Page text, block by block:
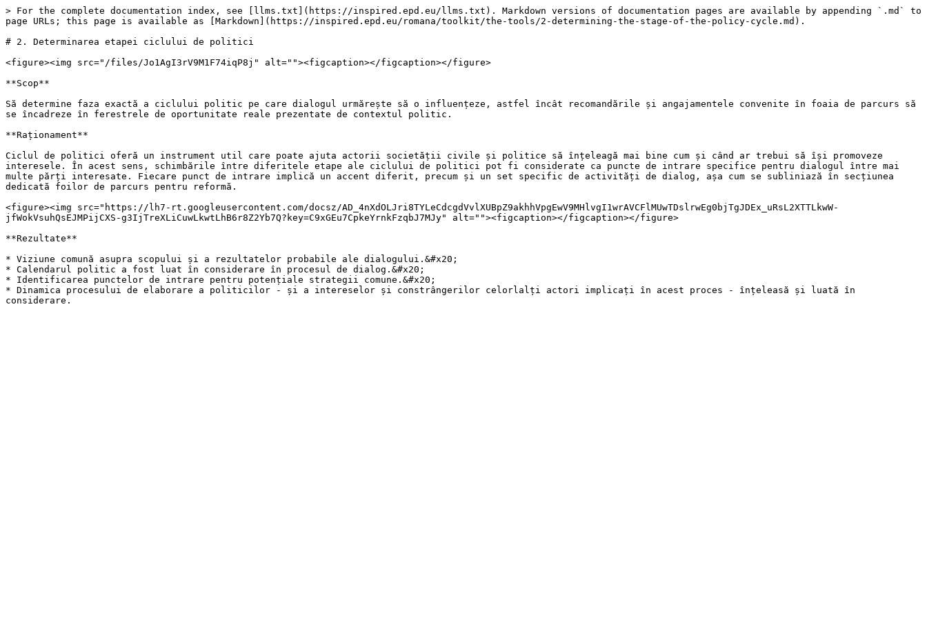
> For the complete documentation index, see [llms.txt](https://inspired.epd.eu/llms.txt). Markdown versions of documentation pages are available by appending `.md` to
page URLs; this page is available as [Markdown](https://inspired.epd.eu/romana/toolkit/the-tools/2-determining-the-stage-of-the-policy-cycle.md).
# 2. Determinarea etapei ciclului de politici
<figure><img src="/files/Jo1AgI3rV9M1F74iqP8j" alt=""><figcaption></figcaption></figure>
**Scop**
Să determine faza exactă a ciclului politic pe care dialogul urmărește să o influențeze, astfel încât recomandările și angajamentele convenite în foaia de parcurs să
se încadreze în ferestrele de oportunitate reale prezentate de contextul politic.
**Raționament**
Ciclul de politici oferă un instrument util care poate ajuta actorii societății civile și politice să înțeleagă mai bine cum și când ar trebui să își promoveze
interesele. În acest sens, schimbările între diferitele etape ale ciclului de politici pot fi considerate ca puncte de intrare specifice pentru dialogul între mai
multe părți interesate. Fiecare punct de intrare implică un accent diferit, precum și un set specific de activități de dialog, așa cum se subliniază în secțiunea
dedicată foilor de parcurs pentru reformă.
<figure><img src="https://lh7-rt.googleusercontent.com/docsz/AD_4nXdOLJri8TYLeCdcgdVvlXUBpZ9akhhVpgEwV9MHlvgI1wrAVCFlMUwTDslrwEg0bjTgJDEx_uRsL2XTTLkwW-
jfWokVsuhQsEJMPijCXS-g3IjTreXLiCuwLkwtLhB6r8Z2Yb7Q?key=C9xGEu7CpkeYrnkFzqbJ7MJy" alt=""><figcaption></figcaption></figure>
**Rezultate**
* Viziune comună asupra scopului și a rezultatelor probabile ale dialogului.&#x20;
* Calendarul politic a fost luat în considerare în procesul de dialog.&#x20;
* Identificarea punctelor de intrare pentru potențiale strategii comune.&#x20;
* Dinamica procesului de elaborare a politicilor - și a intereselor și constrângerilor celorlalți actori implicați în acest proces - înțeleasă și luată în